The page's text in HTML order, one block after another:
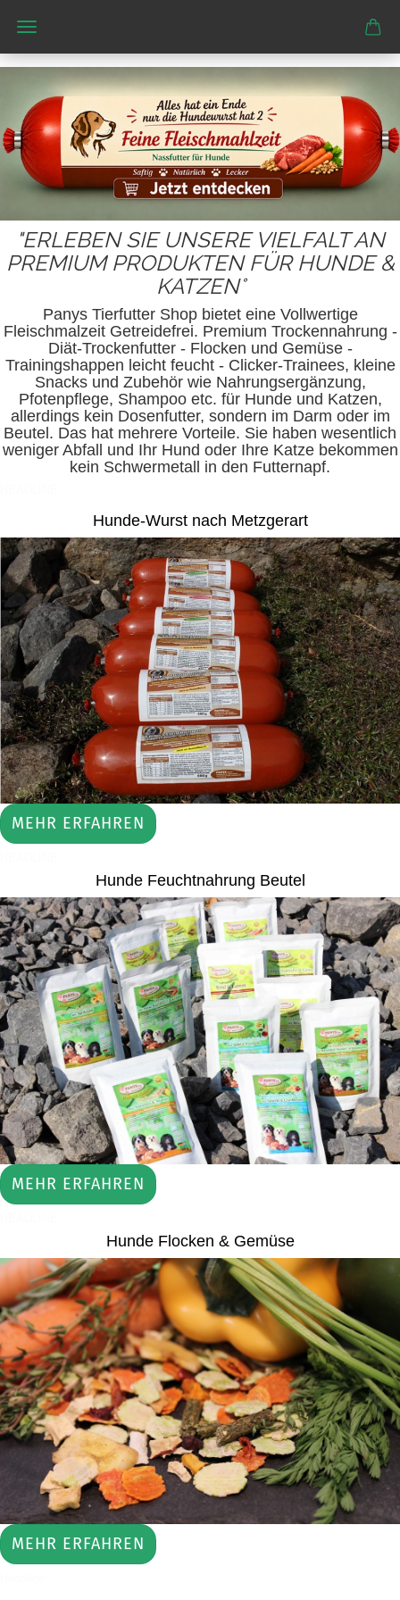
"ERLEBEN SIE UNSERE VIELFALT AN
PREMIUM PRODUKTEN FÜR HUNDE &
KATZEN°
Panys Tierfutter Shop bietet eine Vollwertige
Fleischmalzeit Getreidefrei. Premium Trockennahrung -
Diät-Trockenfutter - Flocken und Gemüse -
Trainingshappen leicht feucht - Clicker-Trainees, kleine
Snacks und Zubehör wie Nahrungsergänzung,
Pfotenpflege, Shampoo etc. für Hunde und Katzen,
allerdings kein Dosenfutter, sondern im Darm oder im
Beutel. Das hat mehrere Vorteile. Sie haben wesentlich
weniger Abfall und Ihr Hund oder Ihre Katze bekommen
kein Schwermetall in den Futternapf.
Hunde-Wurst nach Metzgerart
MEHR ERFAHREN
Hunde Feuchtnahrung Beutel
MEHR ERFAHREN
Hunde Flocken & Gemüse
MEHR ERFAHREN